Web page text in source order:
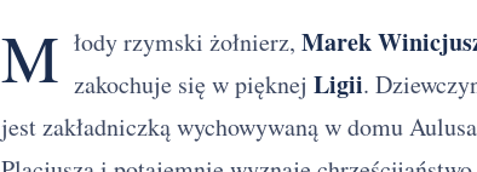
M łody rzymski żołnierz, Marek
zakochuje się w pięknej Ligii.
jest zakładniczką wychowywaną w domu Aulusa